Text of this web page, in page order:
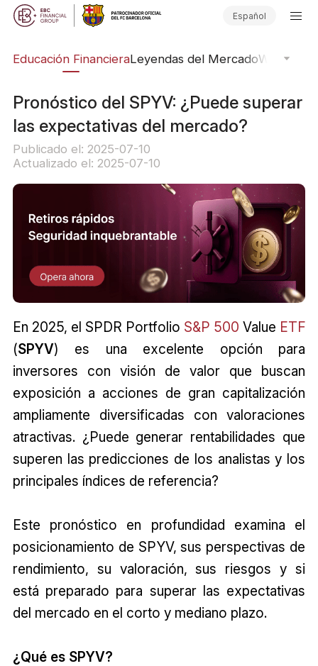
Español
Educación FinancieraLeyendas del MercadoWebinars
Pronóstico del SPYV: ¿Puede superar
las expectativas del mercado?
Publicado el: 2025-07-10
Actualizado el: 2025-07-10
En 2025, el SPDR Portfolio S&P 500 Value ETF
(SPYV) es una excelente opción para
inversores con visión de valor que buscan
exposición a acciones de gran capitalización
ampliamente diversificadas con valoraciones
atractivas. ¿Puede generar rentabilidades que
superen las predicciones de los analistas y los
principales índices de referencia?
Este pronóstico en profundidad examina el
posicionamiento de SPYV, sus perspectivas de
rendimiento, su valoración, sus riesgos y si
está preparado para superar las expectativas
del mercado en el corto y mediano plazo.
¿Qué es SPYV?